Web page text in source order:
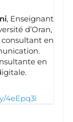
, Enseignant
d’Oran,
en
en
4eEpq3i